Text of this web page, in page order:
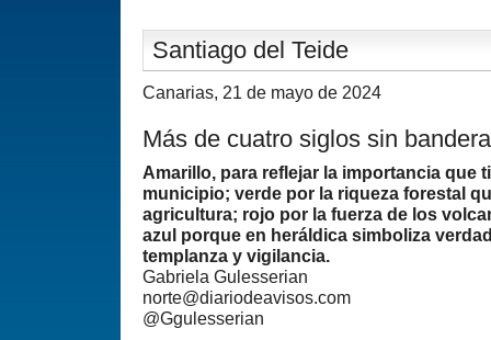
Santiago del Teide
Canarias, 21 de mayo de 2024
Más de cuatro siglos sin bandera
Amarillo, para reflejar la importancia que
municipio; verde por la riqueza forestal
agricultura; rojo por la fuerza de los
azul porque en heráldica simboliza
templanza y vigilancia.
Gabriela Gulesserian
norte@diariodeavisos.com
@Ggulesserian